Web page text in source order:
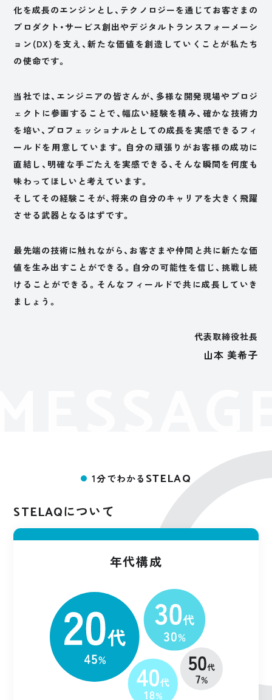
化を成長のエンジンとし、テクノロジーを通じてお客さまの
プロダクト・サービス創出やデジタルトランスフォーメーシ
ョン(DX)を支え、新たな価値を創造していくことが私たち
の使命です。
当社では、エンジニアの皆さんが、多様な開発現場やプロジ
ェクトに参画することで、幅広い経験を積み、確かな技術力
を培い、プロフェッショナルとしての成長を実感できるフィ
ールドを用意しています。自分の頑張りがお客様の成功に
直結し、明確な手ごたえを実感できる、そんな瞬間を何度も
味わってほしいと考えています。
そしてその経験こそが、将来の自分のキャリアを大きく飛躍
させる武器となるはずです。
最先端の技術に触れながら、お客さまや仲間と共に新たな価
値を生み出すことができる。自分の可能性を信じ、挑戦し続
けることができる。そんなフィールドで共に成長していき
ましょう。
代表取締役社長
山本 美希子
1分でわかる STELAQ
STELAQについて
年代構成